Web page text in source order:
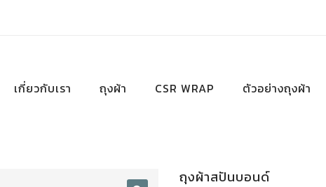
เกี่ยวกับเรา ถุงผ้า CSR WRAP ตัวอย่างถุงผ้า
ถุงผ้าสปันบอนด์